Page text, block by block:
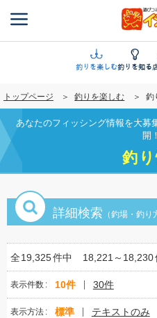
ン
に
移
動
釣りを楽しむ釣りを知る
トップページ 釣りを楽しむ 釣
あなたのフィッシング情報を大募
開
釣
詳細検索 （釣場・釣り
全19,325件中 18,221～18,230
表示件数 10件 30件
表示方法 標準 テキストのみ